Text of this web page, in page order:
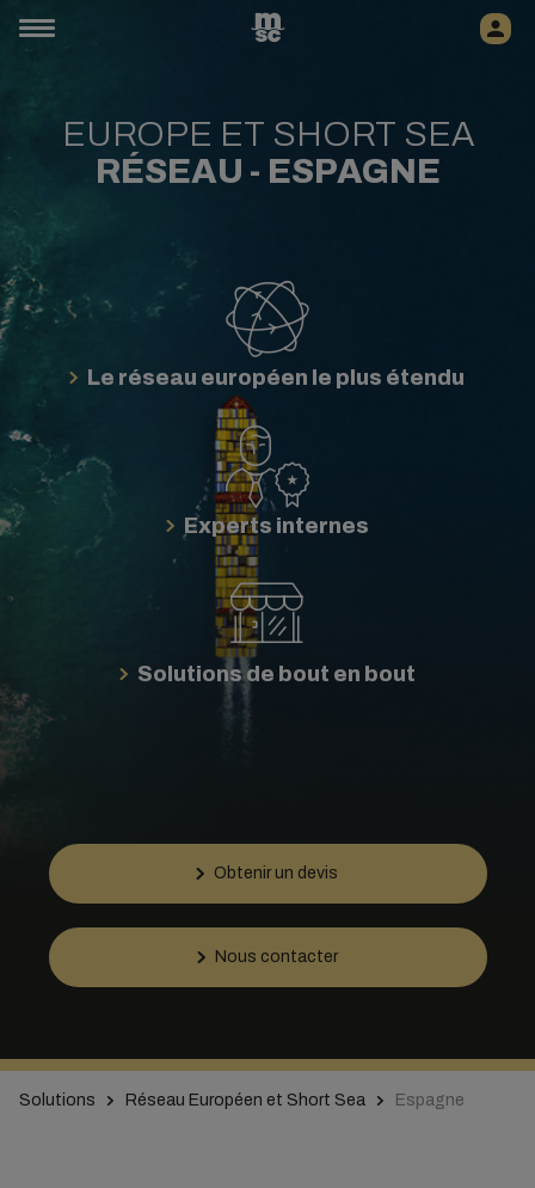
EUROPE ET SHORT SEA
RÉSEAU - ESPAGNE
Le réseau européen le plus étendu
Experts internes
Solutions de bout en bout
Obtenir un devis
Nous contacter
Solutions Réseau Européen et Short Sea Espagne